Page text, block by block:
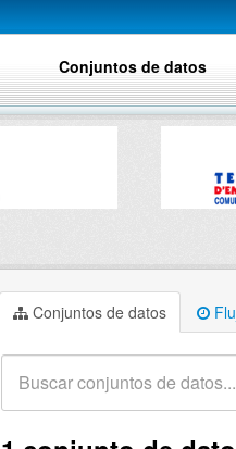
Conjuntos de datos
Conjuntos de datos